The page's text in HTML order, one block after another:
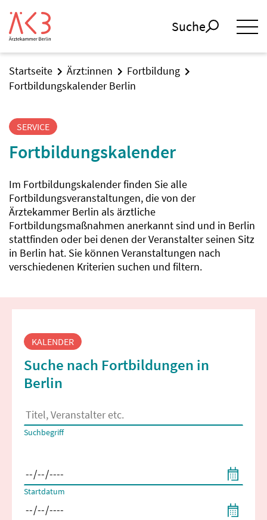
Suche
Startseite Ärzt:innen
Fortbildung
Fortbildungskalender Berlin
SERVICE
Fortbildungskalender
Im Fortbildungskalender finden Sie alle
Fortbildungsveranstaltungen, die von der
Ärztekammer Berlin als ärztliche
Fortbildungsmaßnahmen anerkannt sind und in Berlin
stattfinden oder bei denen der Veranstalter seinen Sitz
in Berlin hat. Sie können Veranstaltungen nach
verschiedenen Kriterien suchen und filtern.
Fortbildungssuche
KALENDER
Suche nach Fortbildungen in
Berlin
Es erscheinen Suchvorschläge, wenn mindestens 2 Zeichen
Suchbegriff
Startdatum